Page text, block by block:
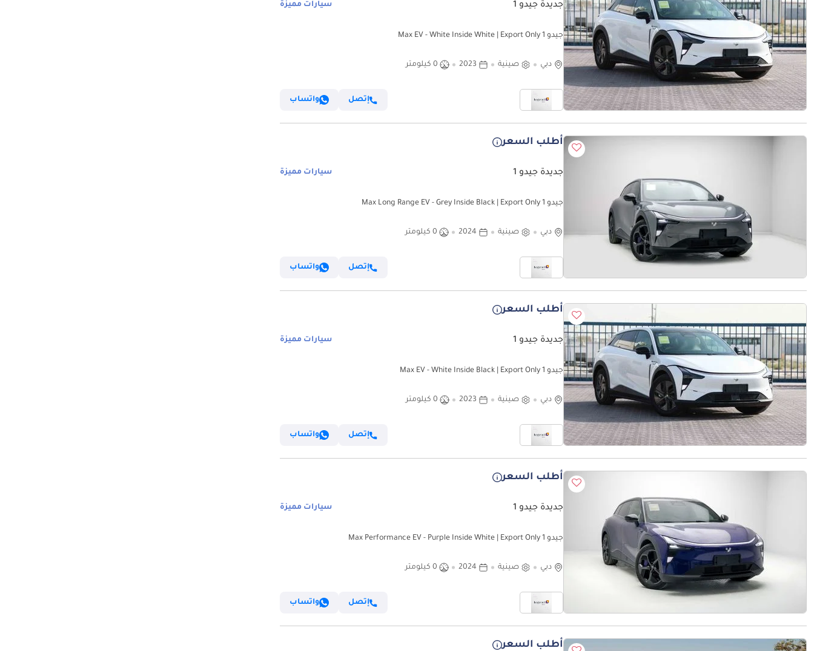
جديدة جيدو 1 سيارات مميزة
جيدو 1 Max EV - White Inside White | Export Only
دبي صينية 2023 0 كيلومتر
إتصل واتساب
أطلب السعر
جديدة جيدو 1 سيارات مميزة
جيدو 1 Max Long Range EV - Grey Inside Black | Export Only
دبي صينية 2024 0 كيلومتر
إتصل واتساب
أطلب السعر
جديدة جيدو 1 سيارات مميزة
جيدو 1 Max EV - White Inside Black | Export Only
دبي صينية 2023 0 كيلومتر
إتصل واتساب
أطلب السعر
جديدة جيدو 1 سيارات مميزة
جيدو 1 Max Performance EV - Purple Inside White | Export Only
دبي صينية 2024 0 كيلومتر
إتصل واتساب
أطلب السعر